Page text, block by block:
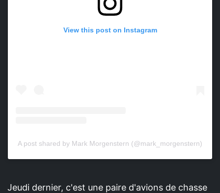
View this post on Instagram
A post shared by Mark Morgenstern (@mark_morgenstern)
Jeudi dernier, c'est une paire d'avions de chasse